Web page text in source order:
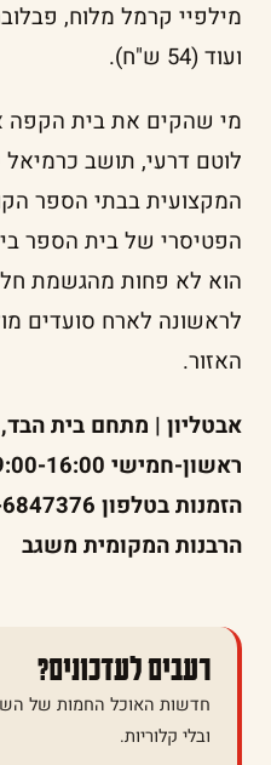
מילפיי קרמל מלוח,
ועוד (54 ש"ח).
מי שהקים את בית הקפה
לוטם דרעי, תושב
המקצועית בבתי הספר
הפטיסרי של בית הספר
הוא לא פחות מהגשמת
לראשונה לארח סועדים
האזור.
אבטליון | מתחם בית הבד,
הרבנות המקומית משגב
רעבים לעדכונים?
חדשות האוכל החמות של
ובלי קלוריות.